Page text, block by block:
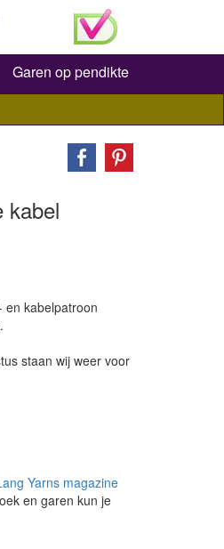
Garen op pendikte
kabel
en kabelpatroon
staan wij weer voor
Yarns magazine
en garen kun je